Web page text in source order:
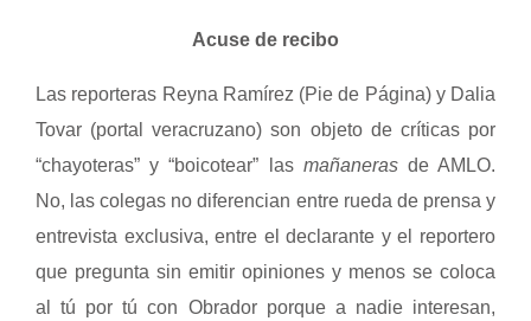
Acuse de recibo
Las reporteras Reyna Ramírez (Pie de Página) y Dalia
Tovar (portal veracruzano) son objeto de críticas por
“chayoteras” y “boicotear” las mañanerasde AMLO.
No, las colegas no diferencian entre rueda de prensa y
entrevista exclusiva, entre el declarante y el reportero
que pregunta sin emitir opiniones y menos se coloca
al tú por tú con Obrador porque a nadie interesan,